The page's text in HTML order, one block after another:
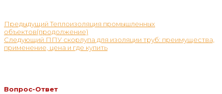
Навигация
по
записям
Предыдущий Предыдущий
пост:
Теплоизоляция промышленных
объектов(продолжение)
Следующий Следующий
пост:
ППУ скорлупа для изоляции труб: преимущества,
применение, цена и где купить
Вопрос-Ответ